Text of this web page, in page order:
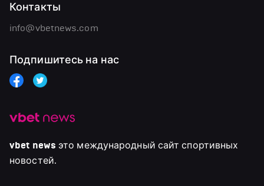
vbet news это международный сайт спортивных
новостей.
Контакты
info@vbetnews.com
Подпишитесь на нас